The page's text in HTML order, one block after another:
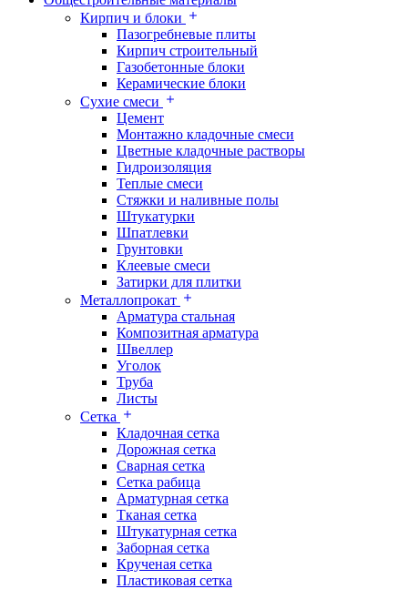
Кирпич и блоки
Пазогребневые плиты
Кирпич строительный
Газобетонные блоки
Керамические блоки
Сухие смеси
Цемент
Монтажно кладочные смеси
Цветные кладочные растворы
Гидроизоляция
Теплые смеси
Стяжки и наливные полы
Штукатурки
Шпатлевки
Грунтовки
Клеевые смеси
Затирки для плитки
Металлопрокат
Арматура стальная
Композитная арматура
Швеллер
Уголок
Труба
Листы
Сетка
Кладочная сетка
Дорожная сетка
Сварная сетка
Сетка рабица
Арматурная сетка
Тканая сетка
Штукатурная сетка
Заборная сетка
Крученая сетка
Пластиковая сетка